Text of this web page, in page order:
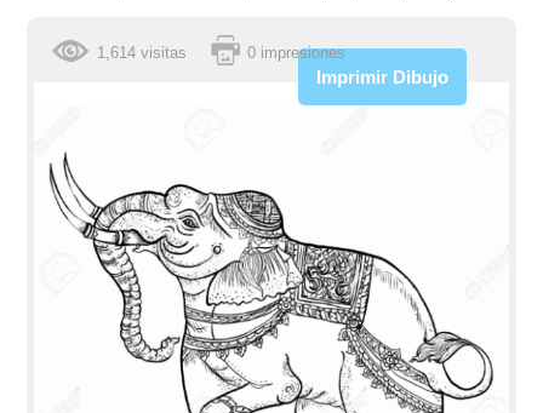
1,614 visitas 0 impresiones
Imprimir Dibujo